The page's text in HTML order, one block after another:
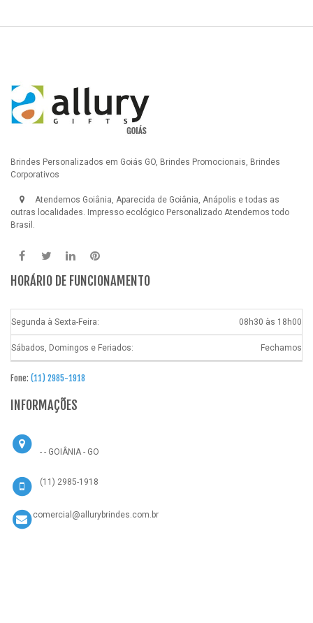
Brindes Personalizados em Goiás GO, Brindes Promocionais, Brindes
Corporativos
Atendemos Goiânia, Aparecida de Goiânia, Anápolis e todas as
outras localidades. Impresso ecológico Personalizado Atendemos todo
Brasil.
HORÁRIO DE FUNCIONAMENTO
Segunda à Sexta-Feira: 08h30 às 18h00
Sábados, Domingos e Feriados: Fechamos
Fone: (11) 2985-1918
INFORMAÇÕES
- - GOIÂNIA - GO
(11) 2985-1918
comercial@allurybrindes.com.br